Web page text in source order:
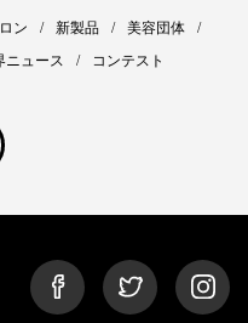
ン 新製品
美容団体
ニュース コンテスト
pagetop